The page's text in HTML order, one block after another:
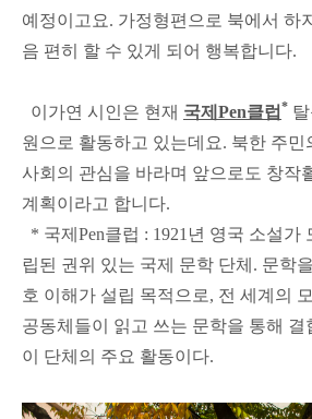
예정이고요. 가정형편으로 북에서 하
음 편히 할 수 있게 되어 행복합니다.
이가연 시인은 현재 국제Pen클럽 *
원으로 활동하고 있는데요. 북한 주민
사회의 관심을 바라며 앞으로도 창작
계획이라고 합니다.
* 국제Pen클럽 : 1921년 영국 소설가
립된 권위 있는 국제 문학 단체. 문학
호 이해가 설립 목적으로, 전 세계의
공동체들이 읽고 쓰는 문학을 통해 결
이 단체의 주요 활동이다.